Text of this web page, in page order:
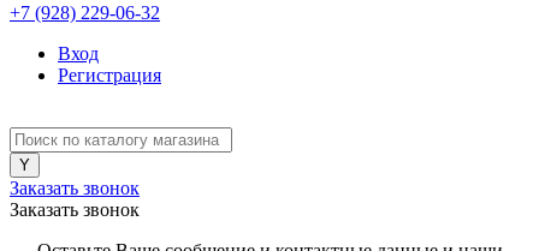
+7 (928) 229-06-32
Вход
Регистрация
Заказать звонок
Заказать звонок